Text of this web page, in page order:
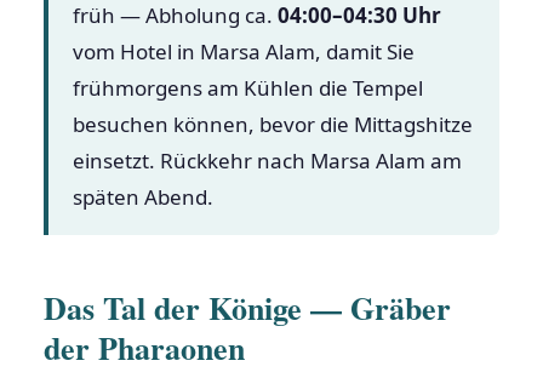
früh — Abholung ca. 04:00–04:30 Uhr
vom Hotel in Marsa Alam, damit Sie
frühmorgens am Kühlen die Tempel
besuchen können, bevor die Mittagshitze
einsetzt. Rückkehr nach Marsa Alam am
späten Abend.
Das Tal der Könige — Gräber
der Pharaonen